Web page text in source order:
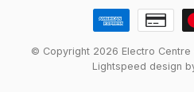
© Copyright 2026 Electro Centre
Lightspeed design